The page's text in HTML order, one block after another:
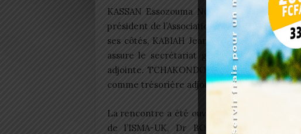
KASSAN Essozouma Noé, ingénieur en
président de l’Association des Para
ses côtés, KABIAH Jean-Louis occupe le
assure le secrétariat général, secondé
adjointe. TCHAKONDO Assad prend en
comme trésorière adjointe.
La rencontre a été ouverte par le directeur
de l’ISMA-UK, Dr BOKOBANA Essolakina